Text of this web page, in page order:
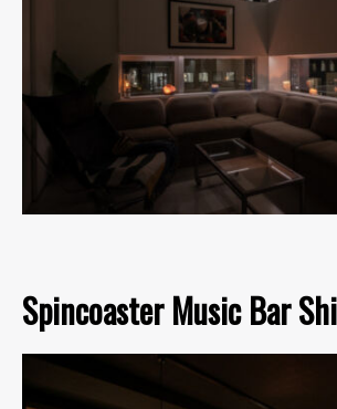
Spincoaster Music Bar